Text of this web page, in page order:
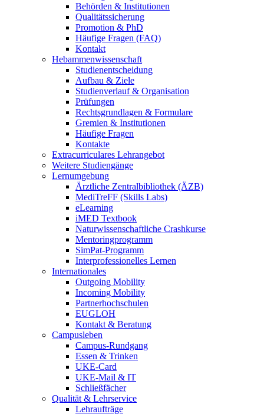
Behörden & Institutionen
Qualitätssicherung
Promotion & PhD
Häufige Fragen (FAQ)
Kontakt
Hebammenwissenschaft
Studienentscheidung
Aufbau & Ziele
Studienverlauf & Organisation
Prüfungen
Rechtsgrundlagen & Formulare
Gremien & Institutionen
Häufige Fragen
Kontakte
Extracurriculares Lehrangebot
Weitere Studiengänge
Lernumgebung
Ärztliche Zentralbibliothek (ÄZB)
MediTreFF (Skills Labs)
eLearning
iMED Textbook
Naturwissenschaftliche Crashkurse
Mentoringprogramm
SimPat-Programm
Interprofessionelles Lernen
Internationales
Outgoing Mobility
Incoming Mobility
Partnerhochschulen
EUGLOH
Kontakt & Beratung
Campusleben
Campus-Rundgang
Essen & Trinken
UKE-Card
UKE-Mail & IT
Schließfächer
Qualität & Lehrservice
Lehraufträge